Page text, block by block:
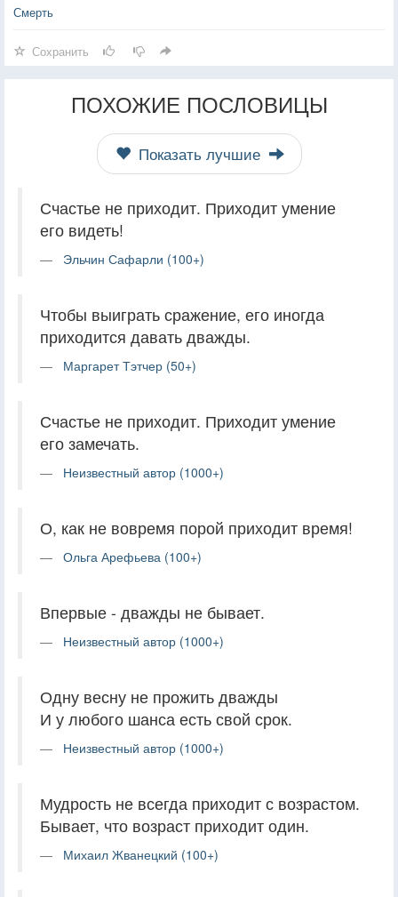
Смерть
Сохранить
ПОХОЖИЕ ПОСЛОВИЦЫ
Показать лучшие
Счастье не приходит. Приходит умение
его видеть!
Эльчин Сафарли (100+)
Чтобы выиграть сражение, его иногда
приходится давать дважды.
Маргарет Тэтчер (50+)
Счастье не приходит. Приходит умение
его замечать.
Неизвестный автор (1000+)
О, как не вовремя порой приходит время!
Ольга Арефьева (100+)
Впервые - дважды не бывает.
Неизвестный автор (1000+)
Одну весну не прожить дважды
И у любого шанса есть свой срок.
Неизвестный автор (1000+)
Мудрость не всегда приходит с возрастом.
Бывает, что возраст приходит один.
Михаил Жванецкий (100+)